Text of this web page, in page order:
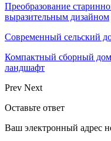
Преобразование
выразительным дизайном
Современный сельский
Компактный сборный
ландшафт
Prev Next
Оставьте ответ
Ваш электронный адрес